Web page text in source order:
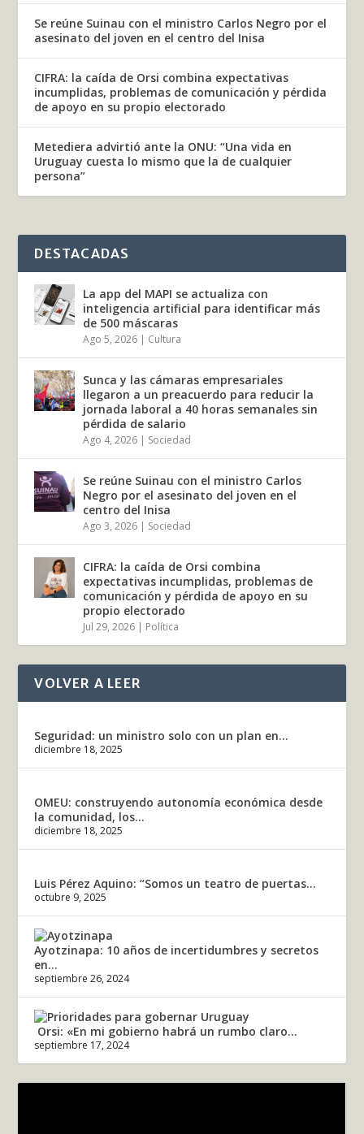
Se reúne Suinau con el ministro Carlos Negro por el
asesinato del joven en el centro del Inisa
CIFRA: la caída de Orsi combina expectativas
incumplidas, problemas de comunicación y pérdida
de apoyo en su propio electorado
Metediera advirtió ante la ONU: “Una vida en
Uruguay cuesta lo mismo que la de cualquier
persona”
DESTACADAS
La app del MAPI se actualiza con
inteligencia artificial para identificar más
de 500 máscaras
Ago 5, 2026 | Cultura
Sunca y las cámaras empresariales
llegaron a un preacuerdo para reducir la
jornada laboral a 40 horas semanales sin
pérdida de salario
Ago 4, 2026 | Sociedad
Se reúne Suinau con el ministro Carlos
Negro por el asesinato del joven en el
centro del Inisa
Ago 3, 2026 | Sociedad
CIFRA: la caída de Orsi combina
expectativas incumplidas, problemas de
comunicación y pérdida de apoyo en su
propio electorado
Jul 29, 2026 | Política
VOLVER A LEER
Seguridad: un ministro solo con un plan en...
diciembre 18, 2025
OMEU: construyendo autonomía económica desde
la comunidad, los...
diciembre 18, 2025
Luis Pérez Aquino: “Somos un teatro de puertas...
octubre 9, 2025
Ayotzinapa: 10 años de incertidumbres y secretos
en...
septiembre 26, 2024
Orsi: «En mi gobierno habrá un rumbo claro...
septiembre 17, 2024